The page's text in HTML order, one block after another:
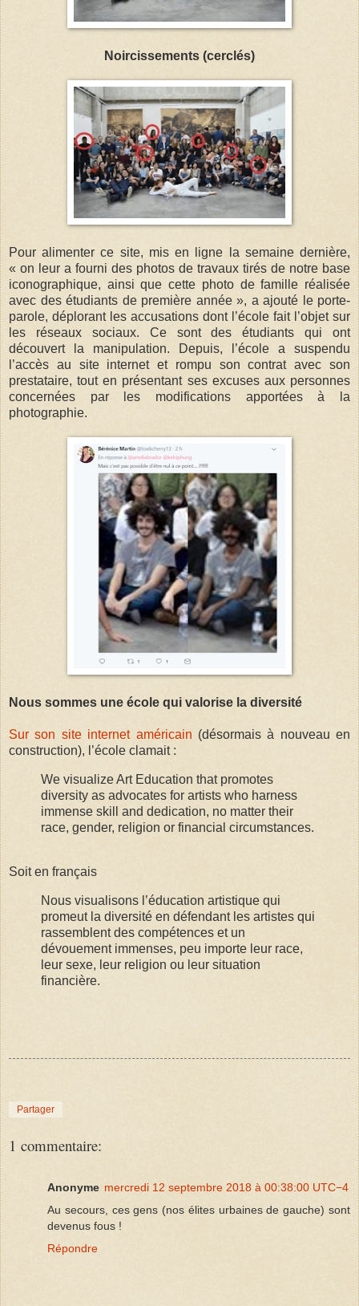
Noircissements (cerclés)
Pour alimenter ce site, mis en ligne la semaine dernière,
« on leur a fourni des photos de travaux tirés de notre base
iconographique, ainsi que cette photo de famille réalisée
avec des étudiants de première année », a ajouté le porte-
parole, déplorant les accusations dont l’école fait l’objet sur
les réseaux sociaux. Ce sont des étudiants qui ont
découvert la manipulation. Depuis, l’école a suspendu
l’accès au site internet et rompu son contrat avec son
prestataire, tout en présentant ses excuses aux personnes
concernées par les modifications apportées à la
photographie.
Nous sommes une école qui valorise la diversité
Sur son site internet américain (désormais à nouveau en
construction), l’école clamait :
We visualize Art Education that promotes
diversity as advocates for artists who harness
immense skill and dedication, no matter their
race, gender, religion or financial circumstances.
Soit en français
Nous visualisons l’éducation artistique qui
promeut la diversité en défendant les artistes qui
rassemblent des compétences et un
dévouement immenses, peu importe leur race,
leur sexe, leur religion ou leur situation
financière.
Partager
1 commentaire:
Anonyme mercredi 12 septembre 2018 à 00:38:00 UTC−4
Au secours, ces gens (nos élites urbaines de gauche) sont
devenus fous !
Répondre